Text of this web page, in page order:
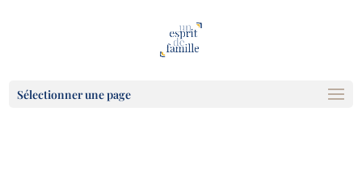
Sélectionner une page